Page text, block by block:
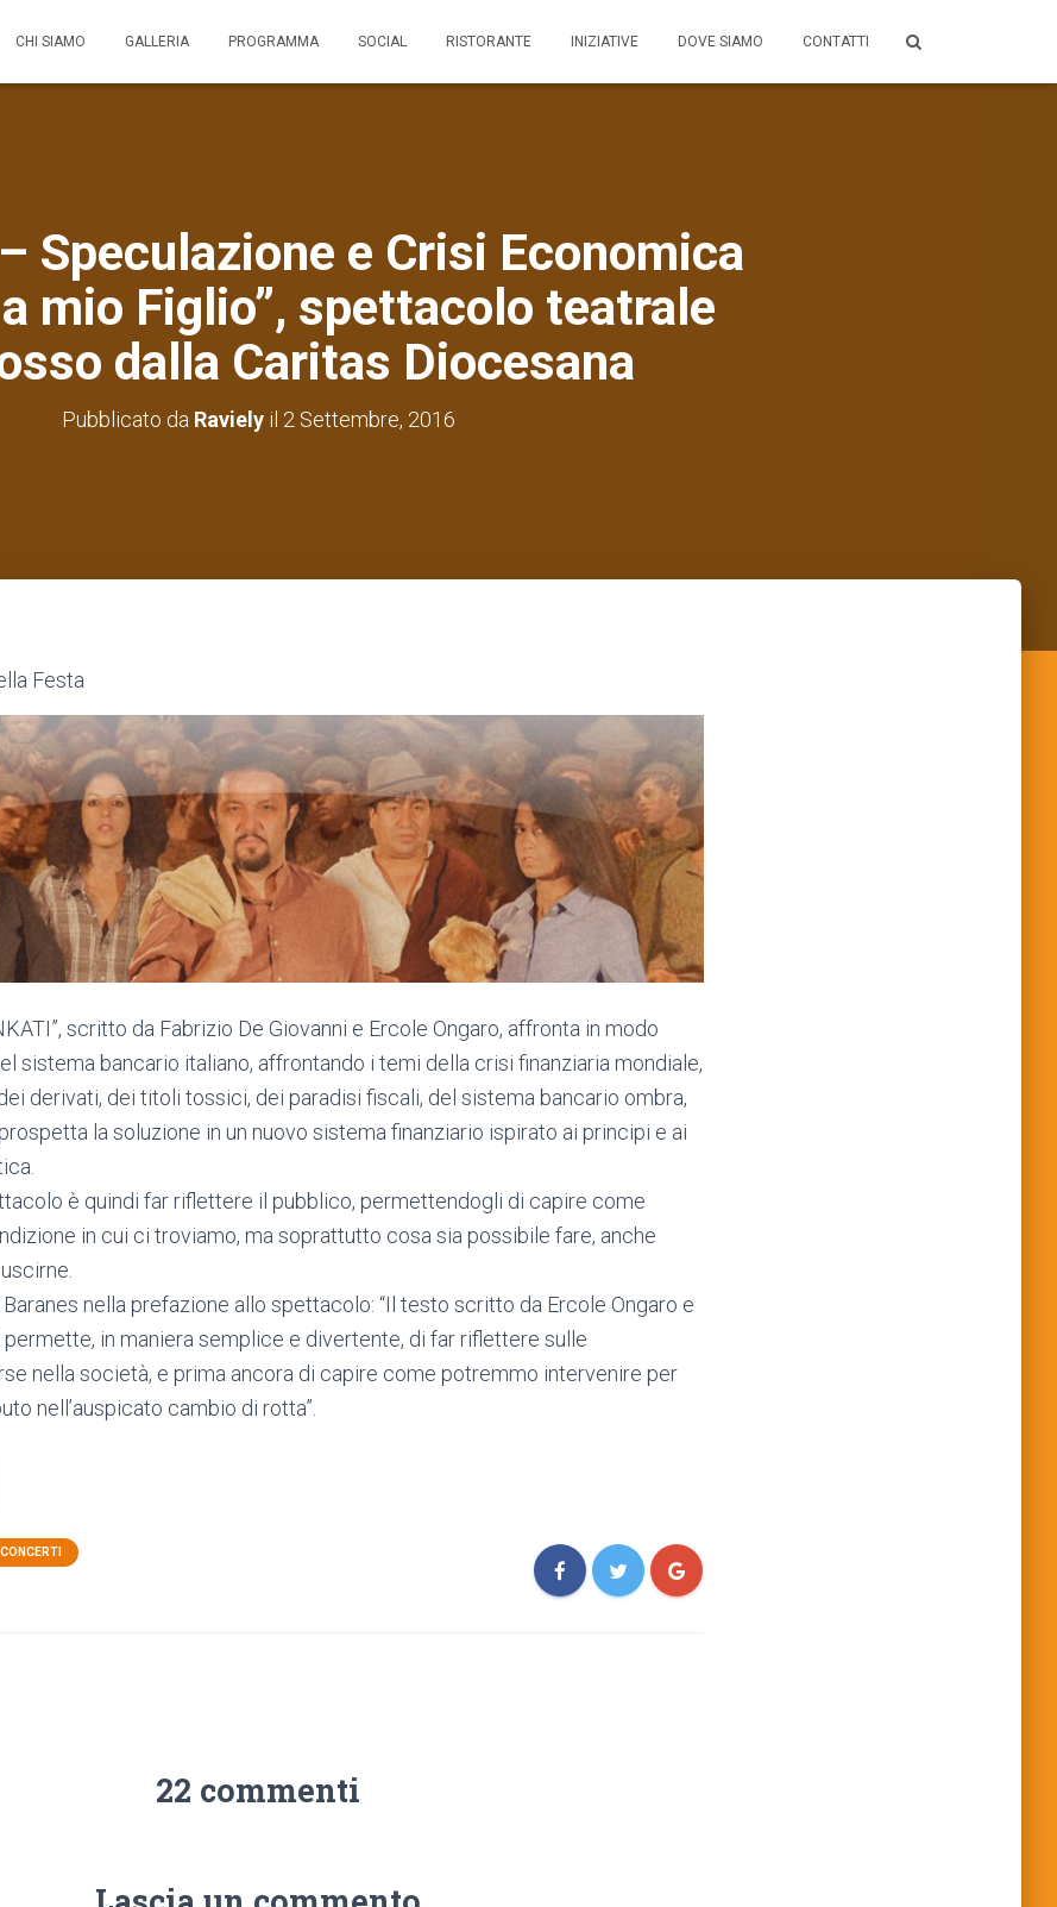
CHI SIAMO GALLERIA PROGRAMMA SOCIAL RISTORANTE INIZIATIVE DOVE SIAMO CONTATTI
Speculazione e Crisi Economica
mio Figlio”, spettacolo teatrale
dalla Caritas Diocesana
Pubblicato da Ravielyil 2 Settembre, 2016
Festa
scritto da Fabrizio De Giovanni e Ercole Ongaro, affronta in modo
sistema bancario italiano, affrontando i temi della crisi finanziaria mondiale,
derivati, dei titoli tossici, dei paradisi fiscali, del sistema bancario ombra,
la soluzione in un nuovo sistema finanziario ispirato ai principi e ai
è quindi far riflettere il pubblico, permettendogli di capire come
in cui ci troviamo, ma soprattutto cosa sia possibile fare, anche
nella prefazione allo spettacolo: “Il testo scritto da Ercole Ongaro e
permette, in maniera semplice e divertente, di far riflettere sulle
nella società, e prima ancora di capire come potremmo intervenire per
nell’auspicato cambio di rotta”.
22 commenti